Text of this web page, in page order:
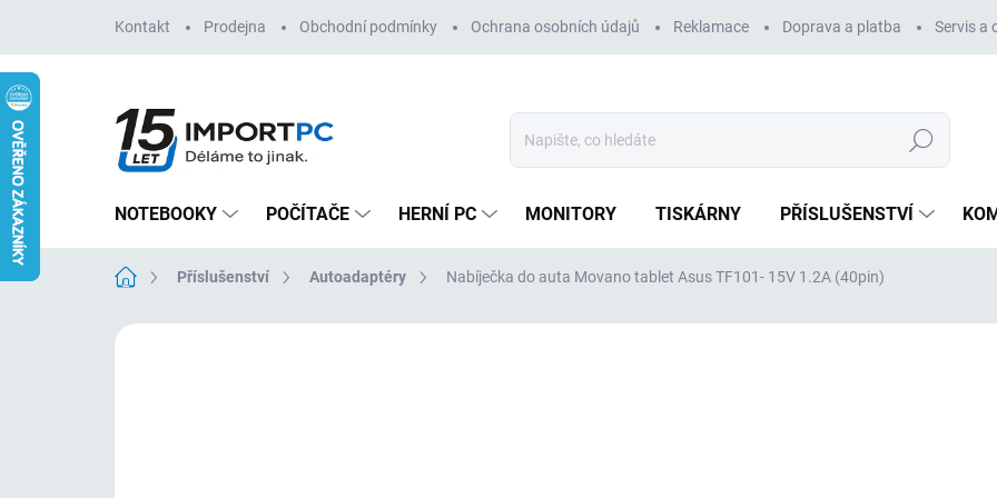
obsah
Kontakt Prodejna Obchodní podmínky Ochrana osobních údajů Reklamace Doprava a platba Servis a
Hledat
NOTEBOOKY POČÍTAČE HERNÍ PC MONITORY TISKÁRNY PŘÍSLUŠENSTVÍ
Domů Příslušenství Autoadaptéry Nabíječka do auta Movano tablet Asus TF101- 15V 1.2A (40pin)